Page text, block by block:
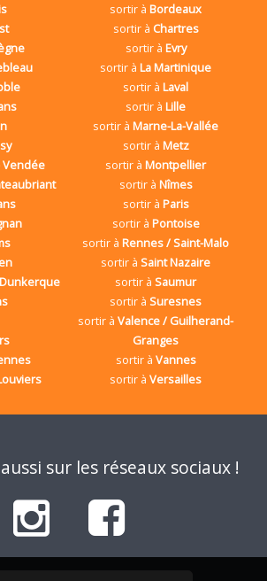
sortir àBordeaux
sortir à Chartres
sortir à Evry
sortir àLa Martinique
sortir àLaval
sortir àLille
sortir àMarne-La-Vallée
sortir à Metz
Vendée sortir àMontpellier
sortir à Nîmes
sortir à Paris
sortir à Pontoise
sortir àRennes / Saint-Malo
sortir àSaint Nazaire
sortir àSaumur
sortir àSuresnes
sortir àValence / Guilherand-
Granges
sortir à Vannes
sortir àVersailles
sur les réseaux sociaux !